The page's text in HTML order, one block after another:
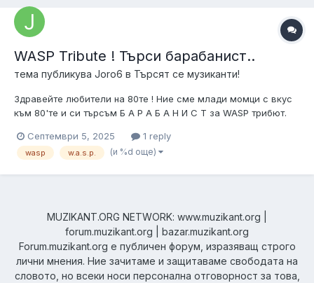
WASP Tribute ! Търси барабанист..
тема публикува Joro6 в Търсят се музиканти!
Здравейте любители на 80те ! Ние сме млади момци с вкус
към 80'те и си търсъм Б А Р А Б А Н И С Т за WASP трибют.
палките е добре дошъл за свирня ! Пишете на посочения
маил и аз ще се свържа с вас и ще обмениме социални
Септември 5, 2025 1 reply
wasp w.a.s.p. (и %d още)
MUZIKANT.ORG NETWORK: www.muzikant.org |
forum.muzikant.org | bazar.muzikant.org
Forum.muzikant.org е публичен форум, изразяващ строго
лични мнения. Ние зачитаме и защитаваме свободата на
словото, но всеки носи персонална отговорност за това,